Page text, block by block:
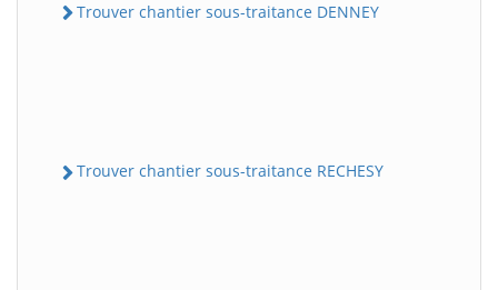
Trouver chantier sous-traitance DENNEY
Trouver chantier sous-traitance RECHESY